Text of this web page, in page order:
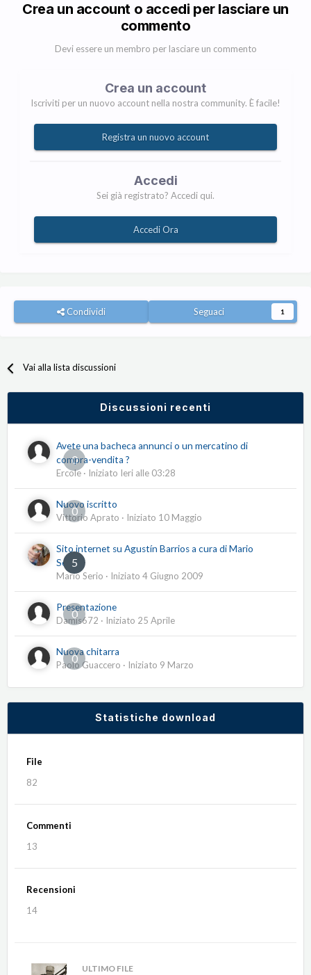
Crea un account o accedi per lasciare un
commento
Devi essere un membro per lasciare un commento
Crea un account
Iscriviti per un nuovo account nella nostra community. È facile!
Registra un nuovo account
Accedi
Sei già registrato? Accedi qui.
Accedi Ora
Condividi Seguaci 1
Vai alla lista discussioni
Discussioni recenti
0
Avete una bacheca annunci o un mercatino di
compra-vendita ?
Ercole · Iniziato Ieri alle 03:28
0
Nuovo iscritto
Vittorio Aprato · Iniziato 10 Maggio
5
Sito internet su Agustín Barrios a cura di Mario
Serio
Mario Serio · Iniziato 4 Giugno 2009
0
Presentazione
Damis672 · Iniziato 25 Aprile
0
Nuova chitarra
Paolo Guaccero · Iniziato 9 Marzo
Statistiche download
File
82
Commenti
13
Recensioni
14
ULTIMO FILE